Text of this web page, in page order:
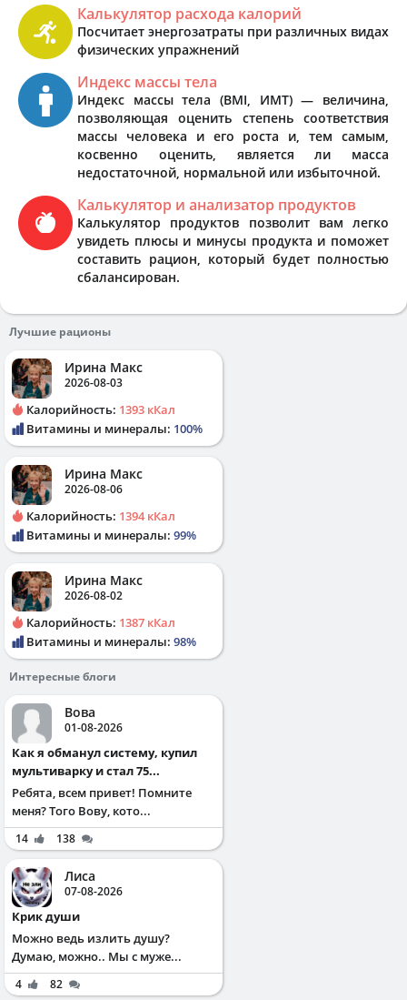
Калькулятор расхода калорий
Посчитает энергозатраты при различных видах
физических упражнений
Индекс массы тела
Индекс массы тела (BMI, ИМТ) — величина,
позволяющая оценить степень соответствия
массы человека и его роста и, тем самым,
косвенно оценить, является ли масса
недостаточной, нормальной или избыточной.
Калькулятор и анализатор продуктов
Калькулятор продуктов позволит вам легко
увидеть плюсы и минусы продукта и поможет
составить рацион, который будет полностью
сбалансирован.
Лучшие рационы
Ирина Макс
2026-08-03
Калорийность: 1393 кКал
Витамины и минералы: 100%
Ирина Макс
2026-08-06
Калорийность: 1394 кКал
Витамины и минералы: 99%
Ирина Макс
2026-08-02
Калорийность: 1387 кКал
Витамины и минералы: 98%
Интересные блоги
Вова
01-08-2026
Как я обманул систему, купил
мультиварку и стал 75...
Ребята, всем привет! Помните
меня? Того Вову, кото...
14 138
Лиса
07-08-2026
Крик души
Можно ведь излить душу?
Думаю, можно.. Мы с муже...
4 82